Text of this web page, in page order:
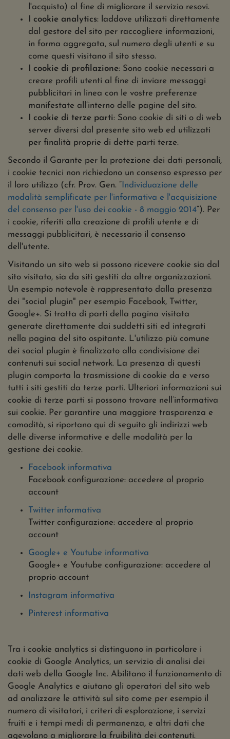
l'acquisto) al fine di migliorare il servizio resovi.
I cookie analytics: laddove utilizzati direttamente
dal gestore del sito per raccogliere informazioni,
in forma aggregata, sul numero degli utenti e su
come questi visitano il sito stesso.
I cookie di profilazione: Sono cookie necessari a
creare profili utenti al fine di inviare messaggi
pubblicitari in linea con le vostre preferenze
manifestate all’interno delle pagine del sito.
I cookie di terze parti: Sono cookie di siti o di web
server diversi dal presente sito web ed utilizzati
per finalità proprie di dette parti terze.
Secondo il Garante per la protezione dei dati personali,
i cookie tecnici non richiedono un consenso espresso per
il loro utilizzo (cfr. Prov. Gen. “ Individuazione delle
modalità semplificate per l'informativa e l'acquisizione
del consenso per l'uso dei cookie - 8 maggio 2014“). Per
i cookie, riferiti alla creazione di profili utente e di
messaggi pubblicitari, è necessario il consenso
dell'utente.
Visitando un sito web si possono ricevere cookie sia dal
sito visitato, sia da siti gestiti da altre organizzazioni.
Un esempio notevole è rappresentato dalla presenza
dei "social plugin" per esempio Facebook, Twitter,
Google+. Si tratta di parti della pagina visitata
generate direttamente dai suddetti siti ed integrati
nella pagina del sito ospitante. L'utilizzo più comune
dei social plugin è finalizzato alla condivisione dei
contenuti sui social network. La presenza di questi
plugin comporta la trasmissione di cookie da e verso
tutti i siti gestiti da terze parti. Ulteriori informazioni sui
cookie di terze parti si possono trovare nell’informativa
sui cookie. Per garantire una maggiore trasparenza e
comodità, si riportano qui di seguito gli indirizzi web
delle diverse informative e delle modalità per la
gestione dei cookie.
Facebook informativa
Facebook configurazione: accedere al proprio
account
Twitter informativa
Twitter configurazione: accedere al proprio
account
Google+ e Youtube informativa
Google+ e Youtube configurazione: accedere al
proprio account
Instagram informativa
Pinterest informativa
Tra i cookie analytics si distinguono in particolare i
cookie di Google Analytics, un servizio di analisi dei
dati web della Google Inc. Abilitano il funzionamento di
Google Analytics e aiutano gli operatori del sito web
ad analizzare le attività sul sito come per esempio il
numero di visitatori, i criteri di esplorazione, i servizi
fruiti e i tempi medi di permanenza, e altri dati che
agevolano a migliorare la fruibilità dei contenuti.